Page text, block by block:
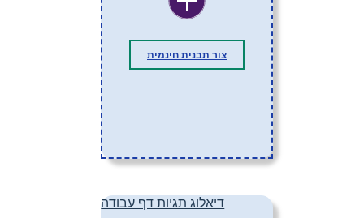
צור תבנית חינמית
דיאלוג תגיות דף עבודה